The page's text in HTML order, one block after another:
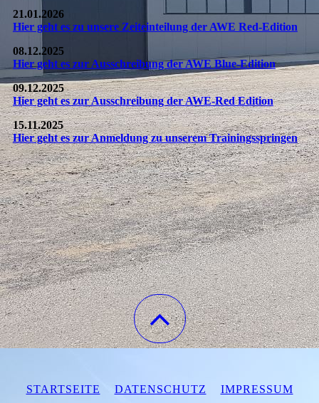
21.01.2026
Hier geht es zu unsere Zeiteinteilung der AWE Red-Edition
08.12.2025
Hier geht es zur Ausschreibung der AWE Blue-Edition
09.12.2025
Hier geht es zur Ausschreibung der AWE-Red Edition
15.11.2025
Hier geht es zur Anmeldung zu unserem Trainingsspringen
STARTSEITE DATENSCHUTZ IMPRESSUM